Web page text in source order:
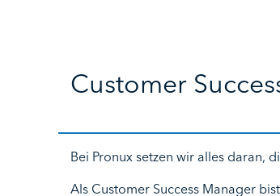
Customer
Bei Pronux setzen wir alles daran,
Als Customer Success Manager